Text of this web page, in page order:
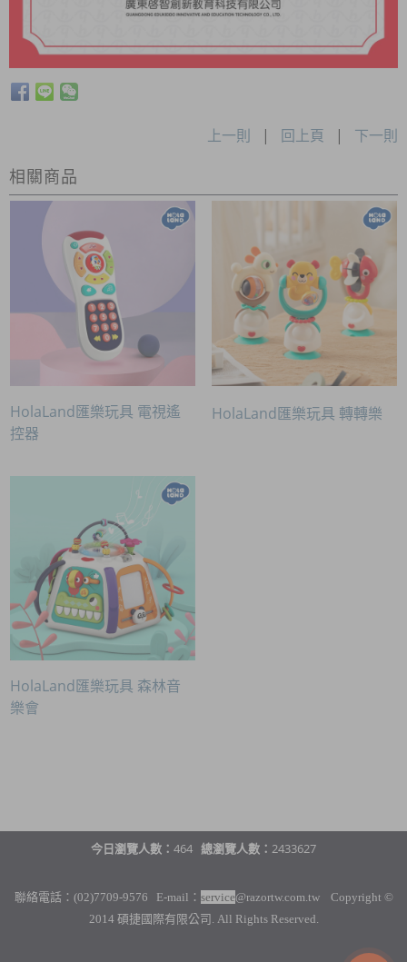
上一則 | 回上頁 | 下一則
相關商品
HolaLand匯樂玩具 電視遙
控器
HolaLand匯樂玩具 轉轉樂
HolaLand匯樂玩具 森林音
樂會
今日瀏覽人數： 464 總瀏覽人數： 2433627
聯絡電話：(02)7709-9576 E-mail： service@razortw.com.tw Copyright ©
2014 碩捷國際有限公司. All Rights Reserved.